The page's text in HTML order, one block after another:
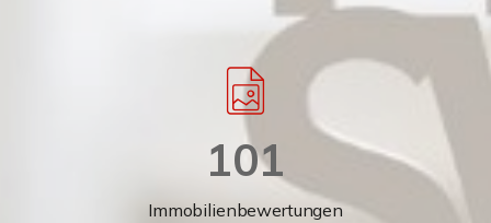
101
Immobilienbewertungen